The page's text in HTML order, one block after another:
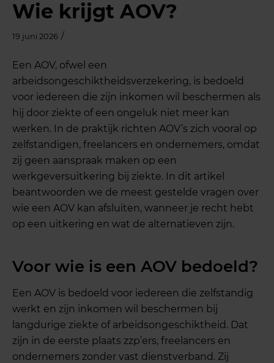
Wie krijgt AOV?
19 juni 2026 /
Een AOV, ofwel een
arbeidsongeschiktheidsverzekering, is bedoeld
voor iedereen die zijn inkomen wil beschermen als
hij door ziekte of een ongeluk niet meer kan
werken. In de praktijk richten AOV’s zich vooral op
zelfstandigen, freelancers en ondernemers, omdat
zij geen aanspraak maken op een
werkgeversuitkering bij ziekte. In dit artikel
beantwoorden we de meest gestelde vragen over
wie een AOV kan afsluiten, wanneer je recht hebt
op een uitkering en wat de alternatieven zijn.
Voor wie is een AOV bedoeld?
Een AOV is bedoeld voor iedereen die zelfstandig
werkt en zijn inkomen wil beschermen bij
langdurige ziekte of arbeidsongeschiktheid. Dat
zijn in de eerste plaats zzp’ers, freelancers en
ondernemers zonder vast dienstverband. Zij